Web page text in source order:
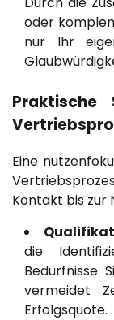
oder
nur Ihr
Praktische
Eine
Kontakt bis zur
die
Bedürfnisse
vermeidet
Erfolgsquote.